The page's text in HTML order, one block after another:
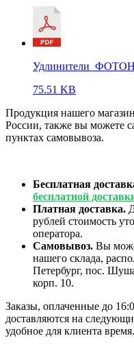
75.51 KB
Продукция нашего
России, также вы можете
пунктах самовывоза.
Бесплатная
бесплатной
Платная доставка.
рублей стоимость
оператора.
Самовывоз. Вы
нашего склада,
Петербург, пос.
корп. 10.
Заказы, оплаченные до
доставляются на
удобное для клиента время.